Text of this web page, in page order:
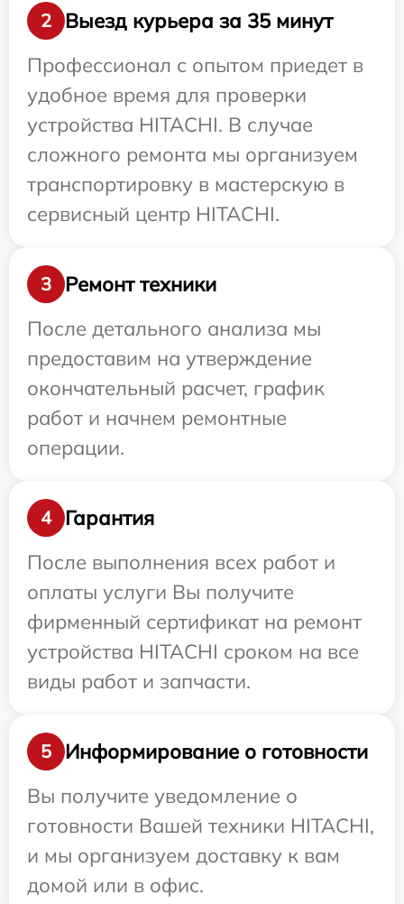
2
Выезд курьера за 35 минут
Профессионал с опытом приедет в
удобное время для проверки
устройства HITACHI. В случае
сложного ремонта мы организуем
транспортировку в мастерскую в
сервисный центр HITACHI.
3
Ремонт техники
После детального анализа мы
предоставим на утверждение
окончательный расчет, график
работ и начнем ремонтные
операции.
4
Гарантия
После выполнения всех работ и
оплаты услуги Вы получите
фирменный сертификат на ремонт
устройства HITACHI сроком на все
виды работ и запчасти.
5
Информирование о готовности
Вы получите уведомление о
готовности Вашей техники HITACHI,
и мы организуем доставку к вам
домой или в офис.